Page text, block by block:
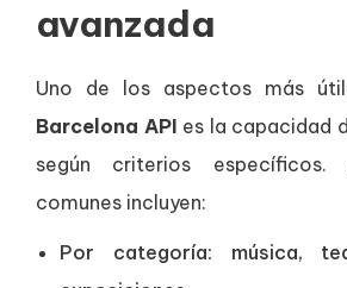
avanzada
Uno de los aspectos más
Barcelona API es la capacidad
según criterios específicos.
comunes incluyen:
Por categoría: música,